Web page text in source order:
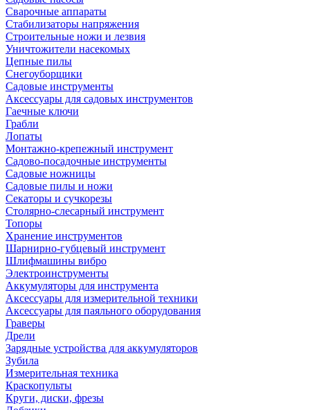
Сварочные аппараты
Стабилизаторы напряжения
Строительные ножи и лезвия
Уничтожители насекомых
Цепные пилы
Снегоуборщики
Садовые инструменты
Аксессуары для садовых инструментов
Гаечные ключи
Грабли
Лопаты
Монтажно-крепежный инструмент
Садово-посадочные инструменты
Садовые ножницы
Садовые пилы и ножи
Секаторы и сучкорезы
Столярно-слесарный инструмент
Топоры
Хранение инструментов
Шарнирно-губцевый инструмент
Шлифмашины вибро
Электроинструменты
Аккумуляторы для инструмента
Аксессуары для измерительной техники
Аксессуары для паяльного оборудования
Граверы
Дрели
Зарядные устройства для аккумуляторов
Зубила
Измерительная техника
Краскопульты
Круги, диски, фрезы